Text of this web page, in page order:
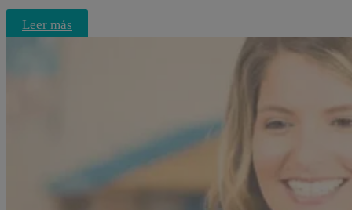
Leer más